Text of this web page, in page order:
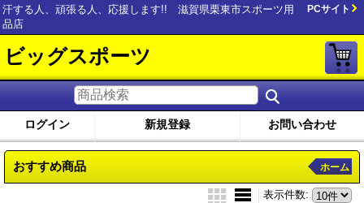
汗する人、頑張る人、応援します!! 滋賀県栗東市スポーツ用
品店
PCサイト
ビッグスポーツ
ログイン 新規登録 お問い合わせ
おすすめ商品 ホーム
表示件数: